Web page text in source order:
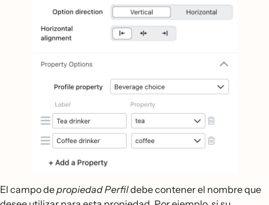
El campo depropiedad Perfildebe contener el nombre que